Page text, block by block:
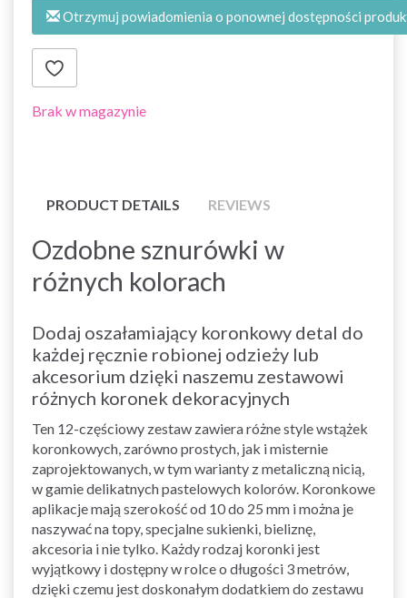
Otrzymuj powiadomienia o ponownej dostępności
Brak w magazynie
PRODUCT DETAILS REVIEWS
Ozdobne sznurówki w
różnych kolorach
Dodaj oszałamiający koronkowy detal do
każdej ręcznie robionej odzieży lub
akcesorium dzięki naszemu zestawowi
różnych koronek dekoracyjnych
Ten 12-częściowy zestaw zawiera różne style wstążek
koronkowych, zarówno prostych, jak i misternie
zaprojektowanych, w tym warianty z metaliczną nicią,
w gamie delikatnych pastelowych kolorów. Koronkowe
aplikacje mają szerokość od 10 do 25 mm i można je
naszywać na topy, specjalne sukienki, bieliznę,
akcesoria i nie tylko. Każdy rodzaj koronki jest
wyjątkowy i dostępny w rolce o długości 3 metrów,
dzięki czemu jest doskonałym dodatkiem do zestawu